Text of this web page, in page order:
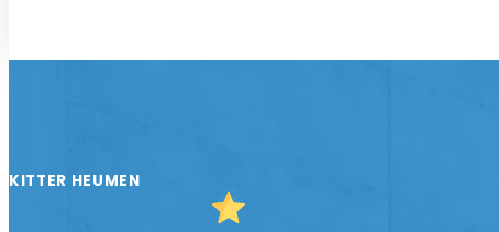
KITTER HEUMEN